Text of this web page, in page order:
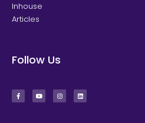
Inhouse
Articles
Follow Us